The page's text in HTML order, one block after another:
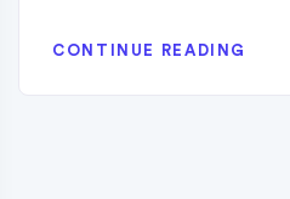
CONTINUE READING